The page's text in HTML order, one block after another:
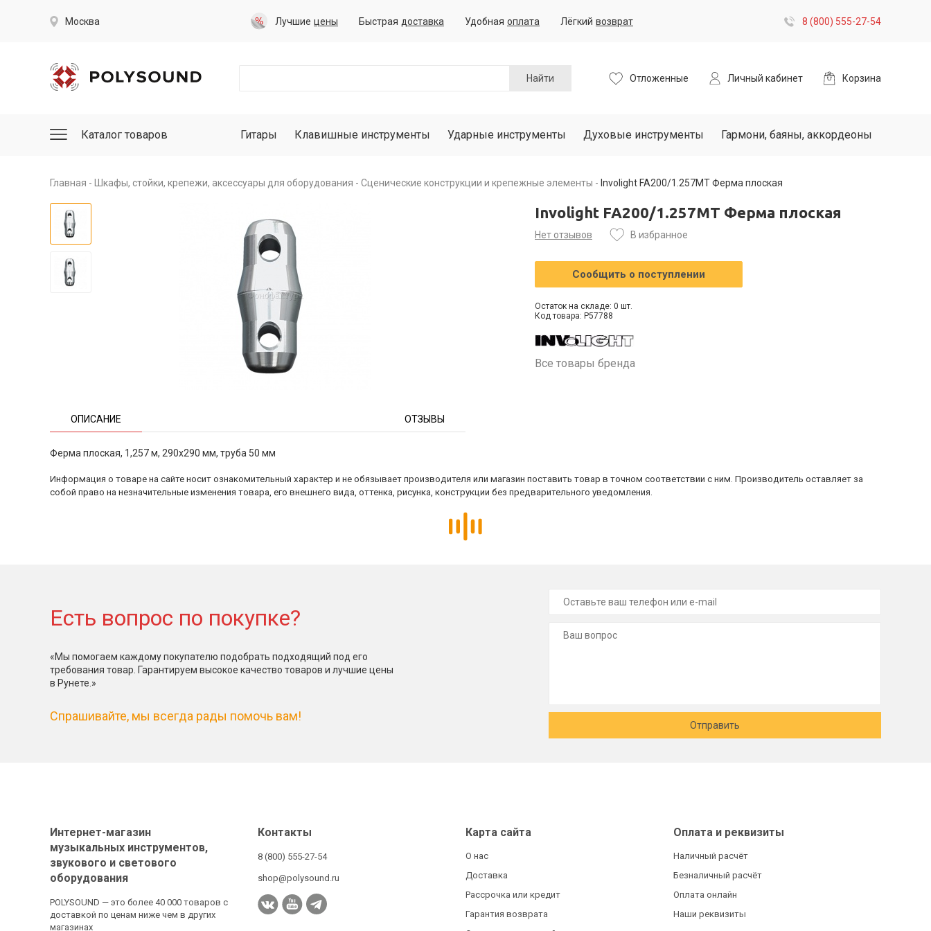
Москва Лучшие цены Быстрая доставка Удобная оплата Лёгкий возврат 8 (800) 555-27-54
Найти Отложенные Личный кабинет Корзина
Каталог товаров Гитары Клавишные инструменты Ударные инструменты Духовые инструменты Гармони, баяны, аккордеоны
Главная Шкафы, стойки, крепежи, аксессуары для оборудования Сценические конструкции и крепежные элементы Involight FA200/1.257MT Ферма плоская
ОПИСАНИЕ ОТЗЫВЫ
Ферма плоская, 1,257 м, 290x290 мм, труба 50 мм
Involight FA200/1.257MT Ферма плоская
Нет отзывов В избранное
Сообщить о поступлении
Остаток на складе: 0 шт.
Код товара: P57788
Все товары бренда
Информация о товаре на сайте носит ознакомительный характер и не обязывает производителя или магазин поставить товар в точном соответствии с ним. Производитель оставляет за
собой право на незначительные изменения товара, его внешнего вида, оттенка, рисунка, конструкции без предварительного уведомления.
Есть вопрос по покупке?
«Мы помогаем каждому покупателю подобрать подходящий под его
требования товар. Гарантируем высокое качество товаров и лучшие цены
в Рунете.»
Спрашивайте, мы всегда рады помочь вам!
Отправить
Интернет-магазин
музыкальных инструментов,
звукового и светового
оборудования
POLYSOUND — это более 40 000 товаров с
доставкой по ценам ниже чем в других
магазинах
Контакты
8 (800) 555-27-54
shop@polysound.ru
Карта сайта
О нас
Доставка
Рассрочка или кредит
Гарантия возврата
Оплата и реквизиты
Наличный расчёт
Безналичный расчёт
Оплата онлайн
Наши реквизиты